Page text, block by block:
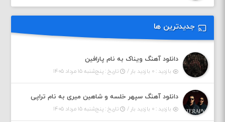
جدیدترین ها
دانلود آهنگ ویناک به نام پارافین
بازدید : ۰ بازدید بار / تاریخ : پنج‌شنبه ۱۵ مرداد ۱۴۰۵
دانلود آهنگ سپهر خلسه و شاهین میری به نام تراپی
بازدید : ۰ بازدید بار / تاریخ : پنج‌شنبه ۱۵ مرداد ۱۴۰۵